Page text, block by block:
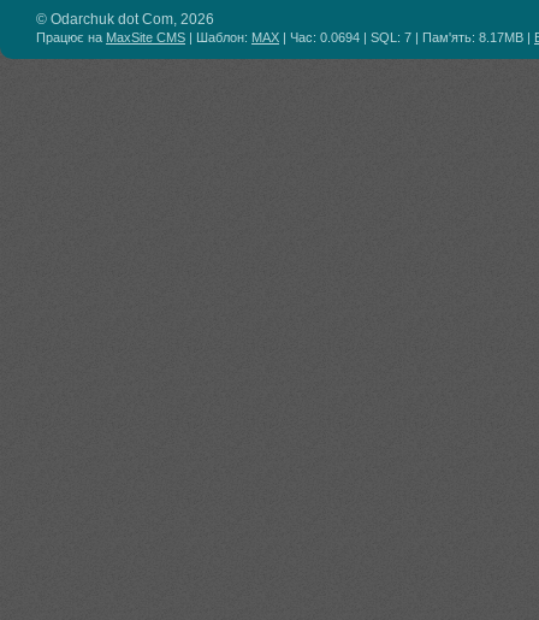
© Odarchuk dot Com, 2026
Працює на MaxSite CMS | Шаблон: MAX | Час: 0.0694 | SQL: 7 | Пам'ять: 8.17MB |